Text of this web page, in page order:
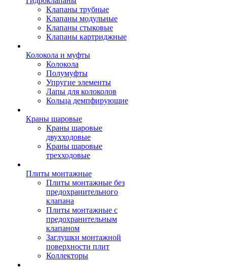
Клапаны трубные
Клапаны модульные
Клапаны стыковые
Клапаны картриджные
Колокола и муфты
Колокола
Полумуфты
Упругие элементы
Лапы для колоколов
Кольца демпфирующие
Краны шаровые
Краны шаровые
двухходовые
Краны шаровые
трехходовые
Плиты монтажные
Плиты монтажные без
предохранительного
клапана
Плиты монтажные с
предохранительным
клапаном
Заглушки монтажной
поверхности плит
Коллекторы